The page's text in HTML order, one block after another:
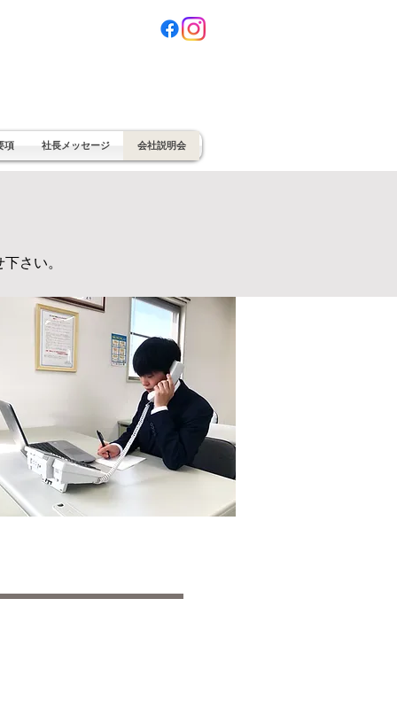
項 社長メッセージ 会社説明会
さい。